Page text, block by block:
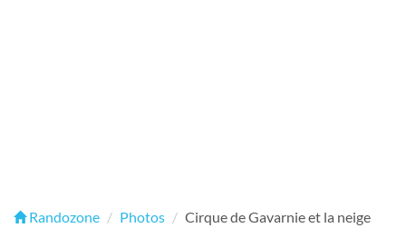
Randozone Photos Cirque de Gavarnie et la neige